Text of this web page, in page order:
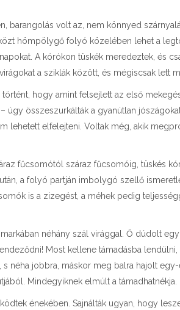
barangolás volt az, nem könnyed
hömpölygő folyó közelében lehet a
A kórókon tüskék meredeztek, és
a sziklák között, és mégiscsak lett
hogy amint felsejlett az első
úgy összeszurkálták a gyanútlan
lehetett elfelejteni. Voltak még, akik
fűcsomótól száraz fűcsomóig, tüskés
a folyó partján imbolygó szellő
is a zizegést, a méhek pedig
néhány szál virággal. Ő dúdolt
Most kellene támadásba lendülni,
s néha jobbra, máskor meg balra hajolt
Mindegyiknek elmúlt a támadhatnékja.
énekében. Sajnálták ugyan, hogy